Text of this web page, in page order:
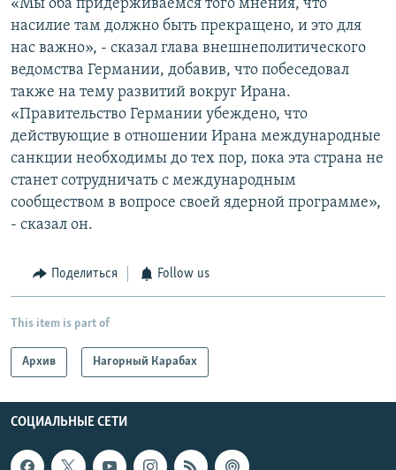
«Мы оба придерживаемся того мнения, что
насилие там должно быть прекращено, и это для
нас важно», - сказал глава внешнеполитического
ведомства Германии, добавив, что побеседовал
также на тему развитий вокруг Ирана.
«Правительство Германии убеждено, что
действующие в отношении Ирана международные
санкции необходимы до тех пор, пока эта страна не
станет сотрудничать с международным
сообществом в вопросе своей ядерной программе»,
- сказал он.
Поделиться Follow us
This item is part of
Архив Нагорный Карабах
СОЦИАЛЬНЫЕ СЕТИ